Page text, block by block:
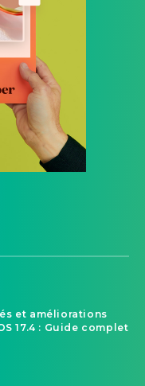
et améliorations
17.4 : Guide complet